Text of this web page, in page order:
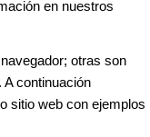
en nuestros
otras son
continuación
sitio web con ejemplos